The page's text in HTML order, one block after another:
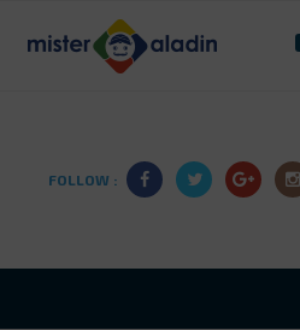
FOLLOW :